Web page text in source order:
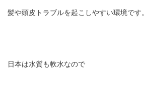
髪や頭皮トラブルを起こしやすい環境です。
日本は水質も軟水なので